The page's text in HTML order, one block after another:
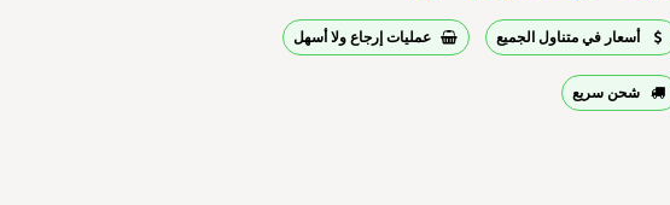
أسعار في متناول الجميع عمليات إرجاع ولا أسهل
شحن سريع